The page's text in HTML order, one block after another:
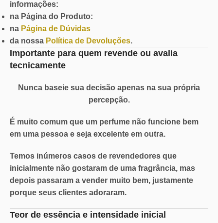
informações:
na Página do Produto:
na Página de Dúvidas
da nossa Política de Devoluções.
Importante para quem revende ou avalia
tecnicamente
Nunca baseie sua decisão apenas na sua própria
percepção.
É muito comum que um perfume não funcione bem
em uma pessoa e seja excelente em outra.
Temos inúmeros casos de revendedores que
inicialmente não gostaram de uma fragrância, mas
depois passaram a vender muito bem, justamente
porque seus clientes adoraram.
Teor de essência e intensidade inicial